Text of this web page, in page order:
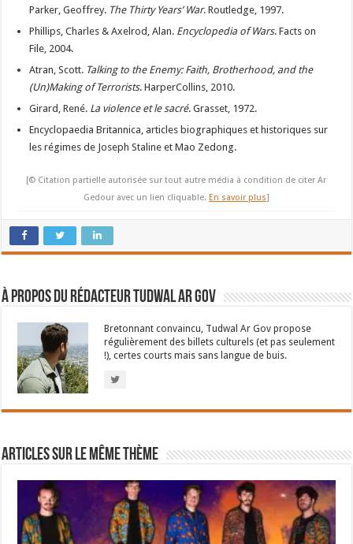
Parker, Geoffrey. The Thirty Years’ War. Routledge, 1997.
Phillips, Charles & Axelrod, Alan. Encyclopedia of Wars. Facts on
File, 2004.
Atran, Scott. Talking to the Enemy: Faith, Brotherhood, and the
(Un)Making of Terrorists. HarperCollins, 2010.
Girard, René. La violence et le sacré. Grasset, 1972.
Encyclopaedia Britannica, articles biographiques et historiques sur
les régimes de Joseph Staline et Mao Zedong.
[© Citation partielle autorisée sur tout autre média à condition de citer Ar
Gedour avec un lien cliquable. En savoir plus]
À propos du rédacteur Tudwal Ar Gov
Bretonnant convaincu, Tudwal Ar Gov propose
régulièrement des billets culturels (et pas seulement
!), certes courts mais sans langue de buis.
Articles sur le même thème